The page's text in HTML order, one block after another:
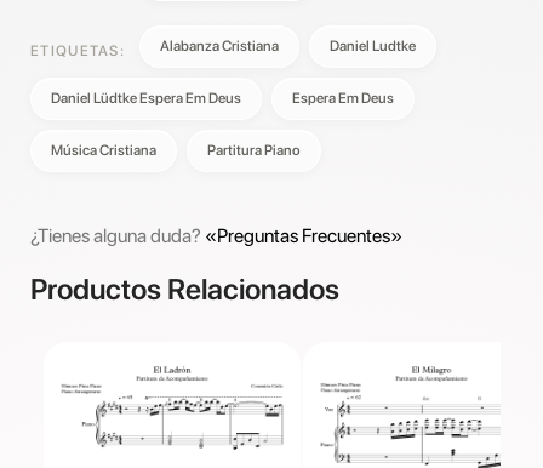
ETIQUETAS: Alabanza Cristiana Daniel Ludtke
Daniel Lüdtke Espera Em Deus Espera Em Deus
Música Cristiana Partitura Piano
¿Tienes alguna duda? «Preguntas Frecuentes»
Productos Relacionados